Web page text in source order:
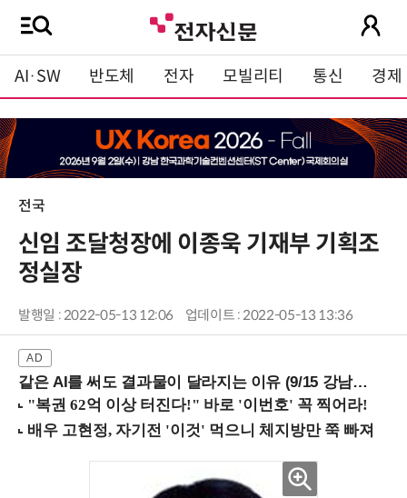
AI·SW 반도체 전자 모빌리티 통신 경제
전국
신임 조달청장에 이종욱 기재부 기획조
정실장
발행일 : 2022-05-13 12:06 업데이트 : 2022-05-13 13:36
같은 AI를 써도 결과물이 달라지는 이유 (9/15 강남역)